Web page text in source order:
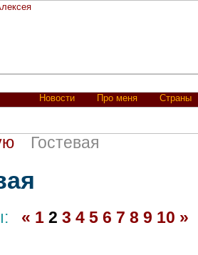
Новости Про меня Страны
Гостевая
« 1 2 3 4 5 6 7 8 9 10 »